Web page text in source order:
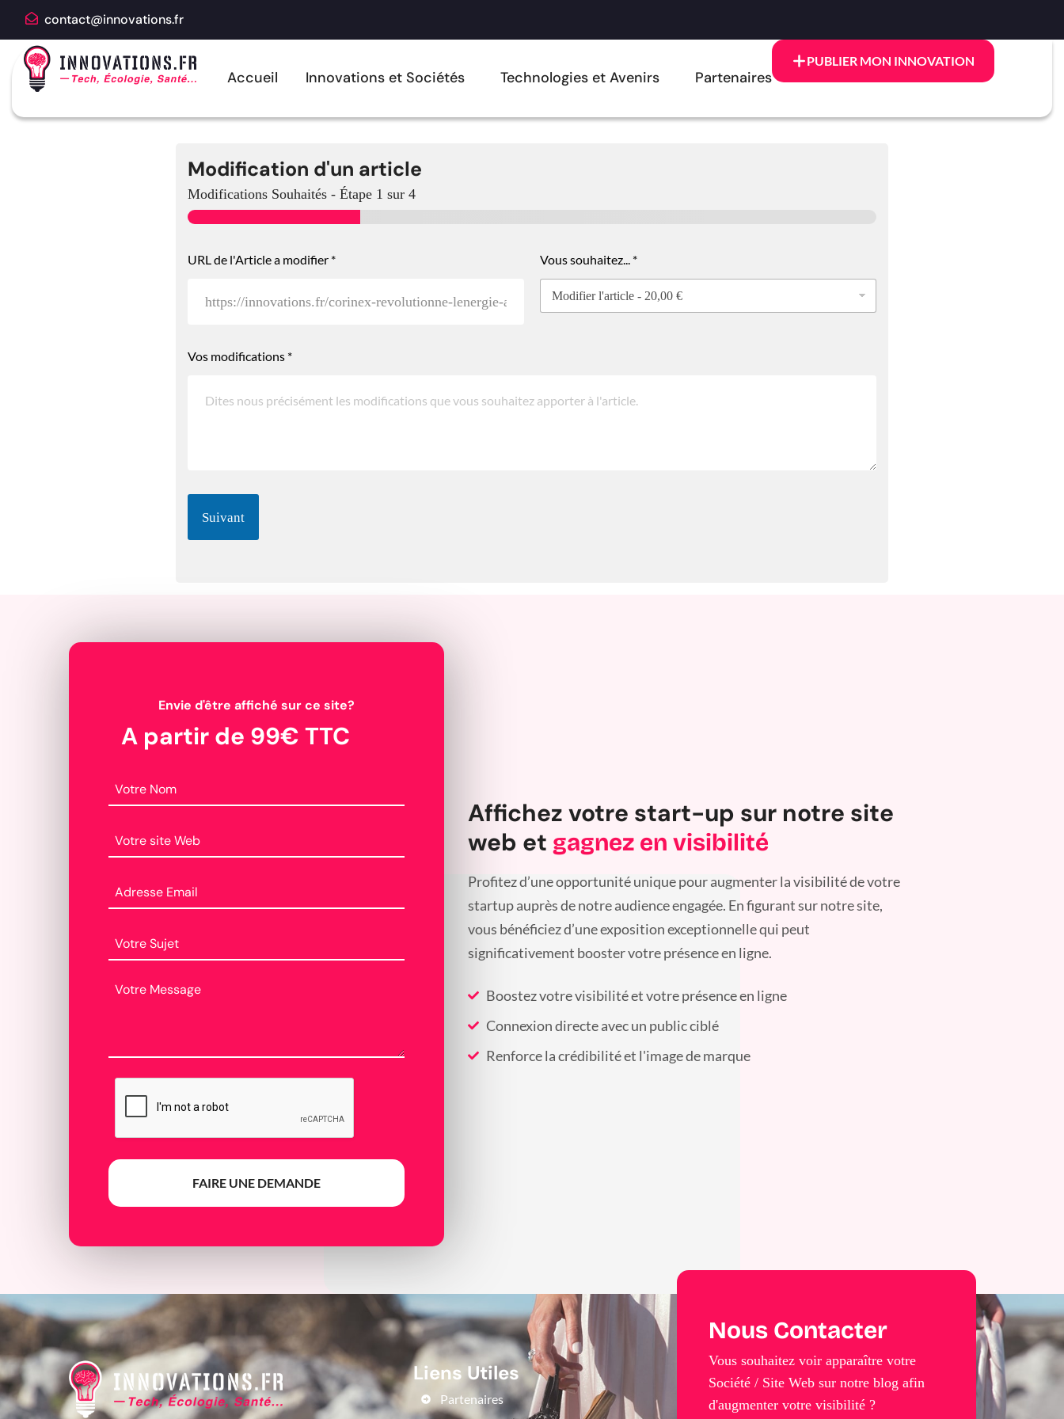
contact@innovations.fr
Accueil Innovations et Sociétés Technologies et Avenirs Partenaires
PUBLIER MON INNOVATION
Modification d'un article
Modifications Souhaités - Étape 1 sur 4
URL de l'Article a modifier * Vous souhaitez... *
Vos modifications *
Suivant
Envie d'être affiché sur ce site?
A partir de 99€ TTC
FAIRE UNE DEMANDE
Affichez votre start-up sur notre site
web et gagnez en visibilité
Profitez d’une opportunité unique pour augmenter la visibilité de votre
startup auprès de notre audience engagée. En figurant sur notre site,
vous bénéficiez d’une exposition exceptionnelle qui peut
significativement booster votre présence en ligne.
Boostez votre visibilité et votre présence en ligne
Connexion directe avec un public ciblé
Renforce la crédibilité et l'image de marque
Liens Utiles
Partenaires
Nous Contacter
Vous souhaitez voir apparaître votre
Société / Site Web sur notre blog afin
d'augmenter votre visibilité ?